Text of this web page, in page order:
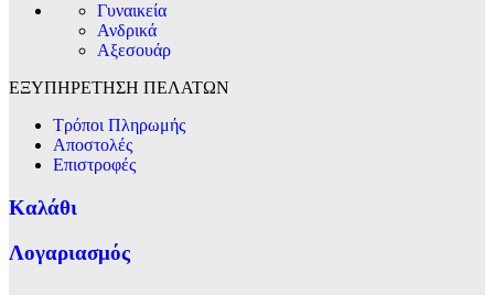
Γυναικεία
Ανδρικά
Αξεσουάρ
ΕΞΥΠΗΡΕΤΗΣΗ ΠΕΛΑΤΩΝ
Τρόποι Πληρωμής
Αποστολές
Επιστροφές
Καλάθι
Λογαριασμός